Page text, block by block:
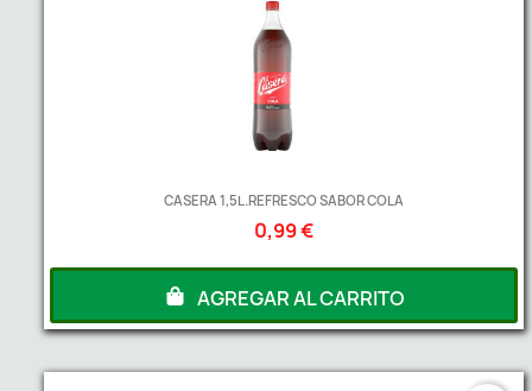
CASERA 1,5L.REFRESCO SABOR COLA
0,99 €
AGREGAR AL CARRITO